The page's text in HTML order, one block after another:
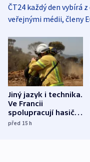
ČT24 každý den vybírá
veřejnými médii, členy
Jiný jazyk i technika.
Ve Francii
spolupracují hasiči z
různých zemí
před 15h